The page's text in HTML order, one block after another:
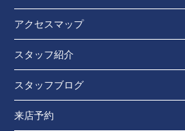
アクセスマップ
スタッフ紹介
スタッフブログ
来店予約